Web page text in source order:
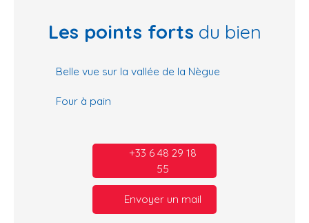
Les points forts du bien
Belle vue sur la vallée de la Nègue
Four à pain
+33 6 48 29 18
55
Envoyer un mail